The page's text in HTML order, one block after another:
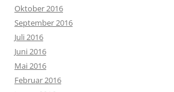
Oktober 2016
September 2016
Juli 2016
Juni 2016
Mai 2016
Februar 2016